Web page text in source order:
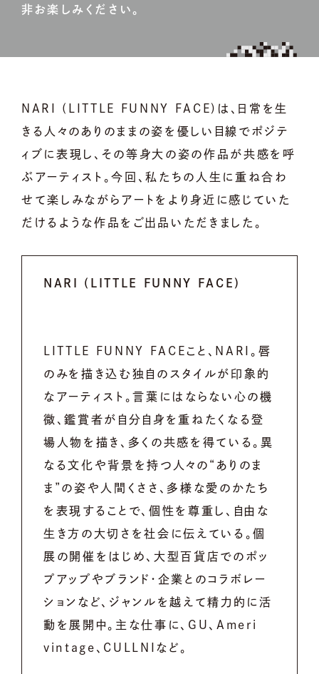
非お楽しみください。
NARI (LITTLE FUNNY FACE)は、日常を生
きる人々のありのままの姿を優しい目線でポジテ
ィブに表現し、その等身大の姿の作品が共感を呼
ぶアーティスト。今回、私たちの人生に重ね合わ
せて楽しみながらアートをより身近に感じていた
だけるような作品をご出品いただきました。
NARI (LITTLE FUNNY FACE)
LITTLE FUNNY FACEこと、NARI。唇
のみを描き込む独自のスタイルが印象的
なアーティスト。言葉にはならない心の機
微、鑑賞者が自分自身を重ねたくなる登
場人物を描き、多くの共感を得ている。異
なる文化や背景を持つ人々の“ありのま
ま”の姿や人間くささ、多様な愛のかたち
を表現することで、個性を尊重し、自由な
生き方の大切さを社会に伝えている。個
展の開催をはじめ、大型百貨店でのポッ
プアップやブランド・企業とのコラボレー
ションなど、ジャンルを越えて精力的に活
動を展開中。主な仕事に、GU、Ameri
vintage、CULLNIなど。